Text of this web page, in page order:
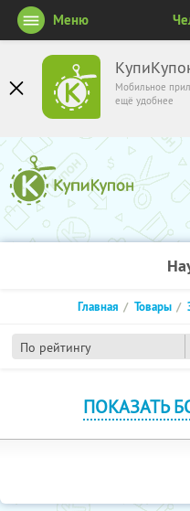
Мобильное
ещё удобнее
Меню
По рейтингу
Главная Товары
ПОКАЗАТЬ